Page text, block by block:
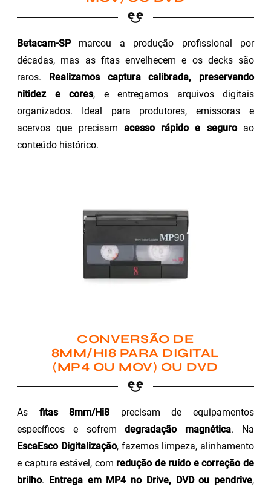
Betacam-SPmarcou a produção profissional por
décadas, mas as fitas envelhecem e os decks são
raros.
Realizamos captura calibrada, preservando
nitidez e cores, e entregamos arquivos digitais
organizados. Ideal para produtores, emissoras e
acervos que precisam acesso rápido e seguroao
conteúdo histórico.
CONVERSÃO DE
8MM/HI8 PARA DIGITAL
(MP4 OU MOV) OU DVD
As fitas 8mm/Hi8 precisam de equipamentos
específicos e sofremdegradação magnética. Na
EscaEsco Digitalização, fazemos limpeza, alinhamento
e captura estável, com redução de ruído e correção de
brilho. Entrega em MP4 no Drive, DVD ou pendrive,